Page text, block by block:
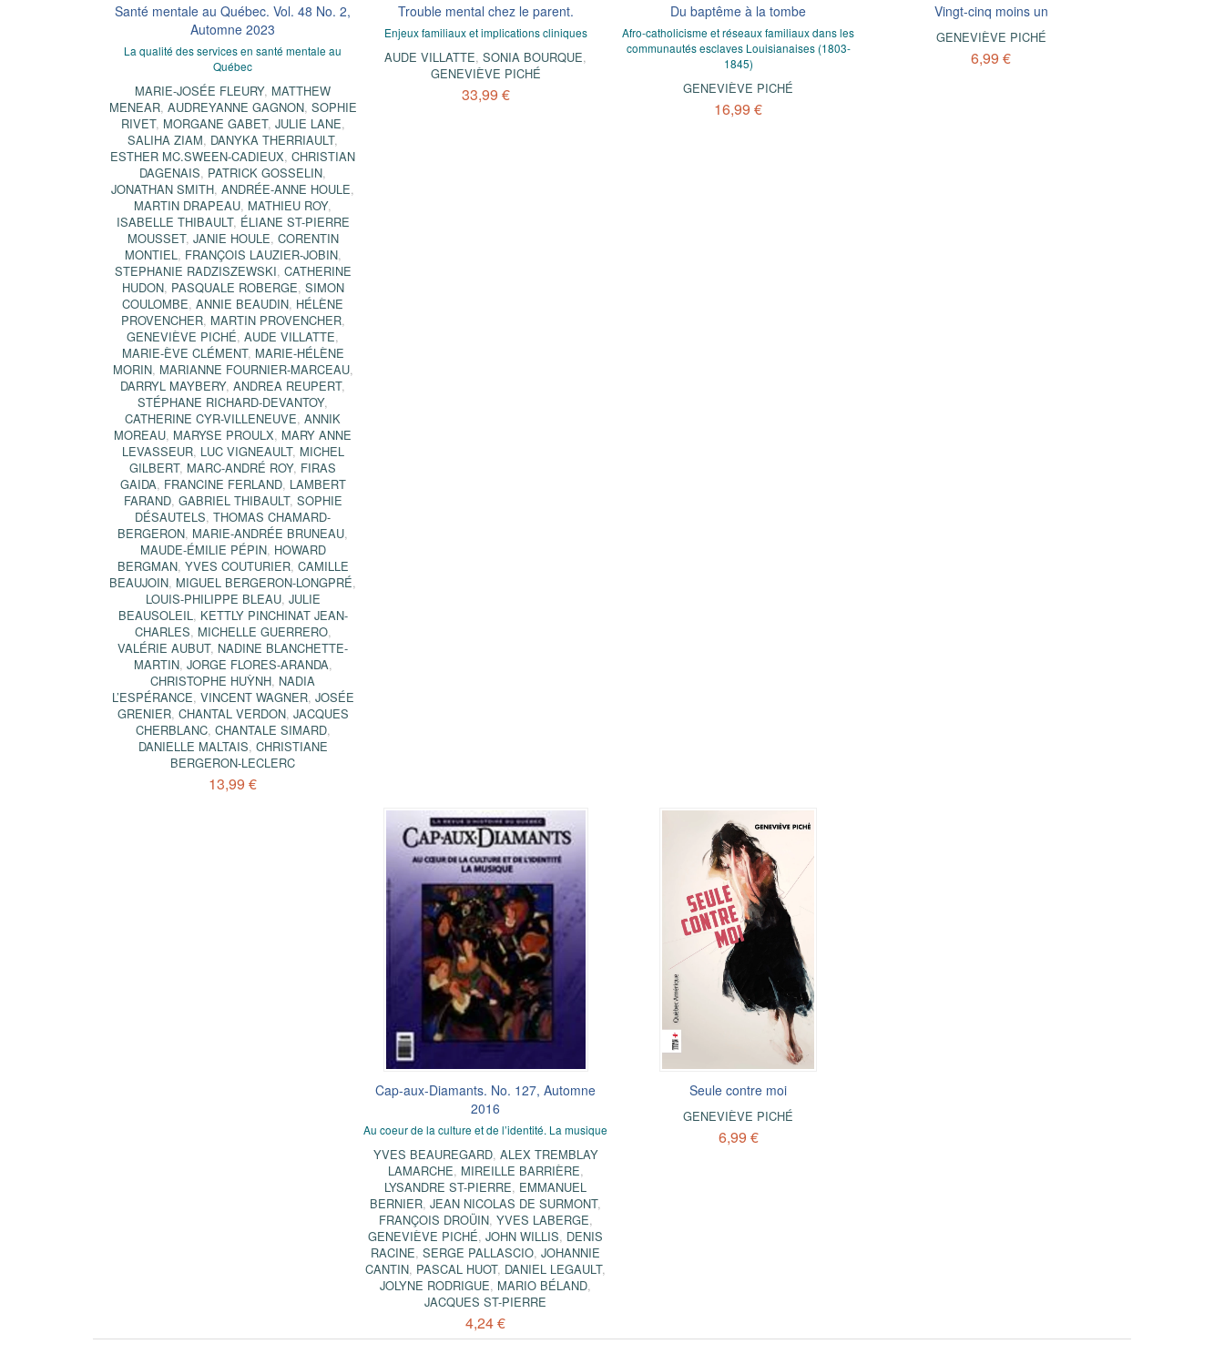
Santé mentale au Québec. Vol. 48 No. 2,
Automne 2023
La qualité des services en santé mentale au
Québec
MARIE-JOSÉE FLEURY, MATTHEW
MENEAR, AUDREYANNE GAGNON, SOPHIE
RIVET, MORGANE GABET, JULIE LANE,
SALIHA ZIAM, DANYKA THERRIAULT,
ESTHER MC.SWEEN-CADIEUX,CHRISTIAN
DAGENAIS, PATRICK GOSSELIN,
JONATHAN SMITH,ANDRÉE-ANNE HOULE,
MARTIN DRAPEAU, MATHIEU ROY,
ISABELLE THIBAULT, ÉLIANE ST-PIERRE
MOUSSET, JANIE HOULE, CORENTIN
MONTIEL , FRANÇOIS LAUZIER-JOBIN,
STEPHANIE RADZISZEWSKI, CATHERINE
HUDON, PASQUALE ROBERGE, SIMON
COULOMBE,ANNIE BEAUDIN, HÉLÈNE
PROVENCHER, MARTIN PROVENCHER,
GENEVIÈVE PICHÉ,AUDE VILLATTE,
MARIE-ÈVE CLÉMENT, MARIE-HÉLÈNE
MORIN, MARIANNE FOURNIER-MARCEAU,
DARRYL MAYBERY,ANDREA REUPERT,
STÉPHANE RICHARD-DEVANTOY,
CATHERINE CYR-VILLENEUVE,ANNIK
MOREAU, MARYSE PROULX, MARY ANNE
LEVASSEUR, LUC VIGNEAULT, MICHEL
GILBERT, MARC-ANDRÉ ROY, FIRAS
GAIDA, FRANCINE FERLAND, LAMBERT
FARAND, GABRIEL THIBAULT, SOPHIE
DÉSAUTELS,THOMAS CHAMARD-
BERGERON, MARIE-ANDRÉE BRUNEAU,
MAUDE-ÉMILIE PÉPIN, HOWARD
BERGMAN, YVES COUTURIER, CAMILLE
BEAUJOIN, MIGUEL BERGERON-LONGPRÉ,
LOUIS-PHILIPPE BLEAU, JULIE
BEAUSOLEIL , KETTLY PINCHINAT JEAN-
CHARLES, MICHELLE GUERRERO,
VALÉRIE AUBUT, NADINE BLANCHETTE-
MARTIN, JORGE FLORES-ARANDA,
CHRISTOPHE HUỲNH, NADIA
L’ESPÉRANCE, VINCENT WAGNER, JOSÉE
GRENIER, CHANTAL VERDON, JACQUES
CHERBLANC, CHANTALE SIMARD,
DANIELLE MALTAIS, CHRISTIANE
BERGERON-LECLERC
13,99 €
Trouble mental chez le parent.
Enjeux familiaux et implications cliniques
AUDE VILLATTE,SONIA BOURQUE,
GENEVIÈVE PICHÉ
33,99 €
Du baptême à la tombe
Afro-catholicisme et réseaux familiaux dans les
communautés esclaves Louisianaises (1803-
1845)
GENEVIÈVE PICHÉ
16,99 €
Vingt-cinq moins un
GENEVIÈVE PICHÉ
6,99 €
Cap-aux-Diamants. No. 127, Automne
2016
Au coeur de la culture et de l’identité. La musique
YVES BEAUREGARD, ALEX TREMBLAY
LAMARCHE, MIREILLE BARRIÈRE,
LYSANDRE ST-PIERRE, EMMANUEL
BERNIER,JEAN NICOLAS DE SURMONT,
FRANÇOIS DROÜIN, YVES LABERGE,
GENEVIÈVE PICHÉ,JOHN WILLIS, DENIS
RACINE,SERGE PALLASCIO,JOHANNIE
CANTIN, PASCAL HUOT, DANIEL LEGAULT,
JOLYNE RODRIGUE, MARIO BÉLAND,
JACQUES ST-PIERRE
4,24 €
Seule contre moi
GENEVIÈVE PICHÉ
6,99 €